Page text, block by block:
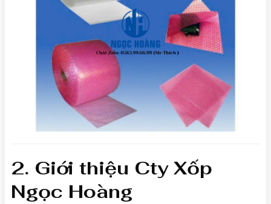
2. Giới thiệu Cty Xốp
Ngọc Hoàng